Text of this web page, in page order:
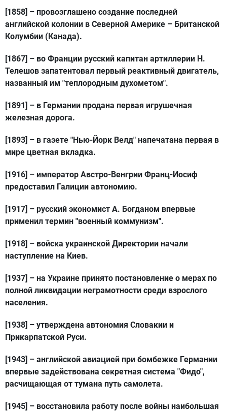
[1858] – провозглашено создание последней
английской колонии в Северной Америке – Британской
Колумбии (Канада).
[1867] – во Франции русский капитан артиллерии Н.
Телешов запатентовал первый реактивный двигатель,
названный им "теплородным духометом".
[1891] – в Германии продана первая игрушечная
железная дорога.
[1893] – в газете "Нью-Йорк Велд" напечатана первая в
мире цветная вкладка.
[1916] – император Австро-Венгрии Франц-Иосиф
предоставил Галиции автономию.
[1917] – русский экономист А. Богданом впервые
применил термин "военный коммунизм".
[1918] – войска украинской Директории начали
наступление на Киев.
[1937] – на Украине принято постановление о мерах по
полной ликвидации неграмотности среди взрослого
населения.
[1938] – утверждена автономия Словакии и
Прикарпатской Руси.
[1943] – английской авиацией при бомбежке Германии
впервые задействована секретная система "Фидо",
расчищающая от тумана путь самолета.
[1945] – восстановила работу после войны наибольшая